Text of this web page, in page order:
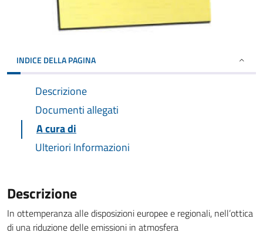
INDICE DELLA PAGINA
Descrizione
Documenti allegati
A cura di
Ulteriori Informazioni
Descrizione
In ottemperanza alle disposizioni europee e regionali, nell’ottica
di una riduzione delle emissioni in atmosfera